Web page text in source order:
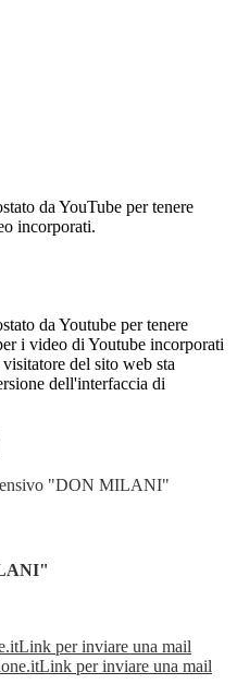
da YouTube per tenere
incorporati.
da Youtube per tenere
i video di Youtube incorporati
del sito web sta
dell'interfaccia di
"DON MILANI"
Link per inviare una mail
Link per inviare una mail